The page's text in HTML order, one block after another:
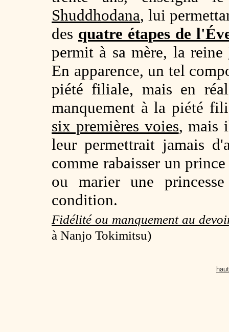
Shuddhodana, lui
des quatre étapes de
permit à sa mère, la reine
En apparence, un tel
piété filiale, mais en
manquement à la piété
six premières voies, mais
leur permettrait jamais
comme rabaisser un
ou marier une
condition.
Fidélité ou manquement au
à Nanjo Tokimitsu)